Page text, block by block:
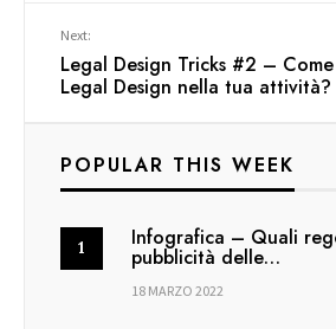
Next:
Legal Design Tricks #2 –
Legal Design nella tua attività?
POPULAR THIS WEEK
Infografica – Quali
pubblicità delle…
18 MARZO 2022